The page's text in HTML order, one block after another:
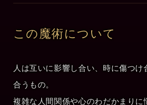
この魔術について
人は互いに影響し合い、時に傷つけ
合うもの。
複雑な人間関係や心のわだかまりに